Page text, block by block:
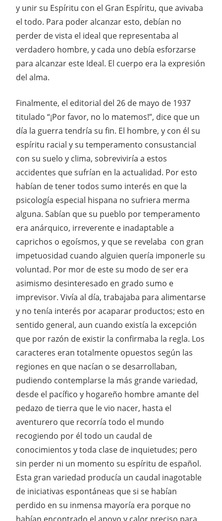
y unir su Espíritu con el Gran Espíritu, que avivaba
el todo. Para poder alcanzar esto, debían no
perder de vista el ideal que representaba al
verdadero hombre, y cada uno debía esforzarse
para alcanzar este Ideal. El cuerpo era la expresión
del alma.
Finalmente, el editorial del 26 de mayo de 1937
titulado “¡Por favor, no lo matemos!”, dice que un
día la guerra tendría su fin. El hombre, y con él su
espíritu racial y su temperamento consustancial
con su suelo y clima, sobreviviría a estos
accidentes que sufrían en la actualidad. Por esto
habían de tener todos sumo interés en que la
psicología especial hispana no sufriera merma
alguna. Sabían que su pueblo por temperamento
era anárquico, irreverente e inadaptable a
caprichos o egoísmos, y que se revelaba con gran
impetuosidad cuando alguien quería imponerle su
voluntad. Por mor de este su modo de ser era
asimismo desinteresado en grado sumo e
imprevisor. Vivía al día, trabajaba para alimentarse
y no tenía interés por acaparar productos; esto en
sentido general, aun cuando existía la excepción
que por razón de existir la confirmaba la regla. Los
caracteres eran totalmente opuestos según las
regiones en que nacían o se desarrollaban,
pudiendo contemplarse la más grande variedad,
desde el pacífico y hogareño hombre amante del
pedazo de tierra que le vio nacer, hasta el
aventurero que recorría todo el mundo
recogiendo por él todo un caudal de
conocimientos y toda clase de inquietudes; pero
sin perder ni un momento su espíritu de español.
Esta gran variedad producía un caudal inagotable
de iniciativas espontáneas que si se habían
perdido en su inmensa mayoría era porque no